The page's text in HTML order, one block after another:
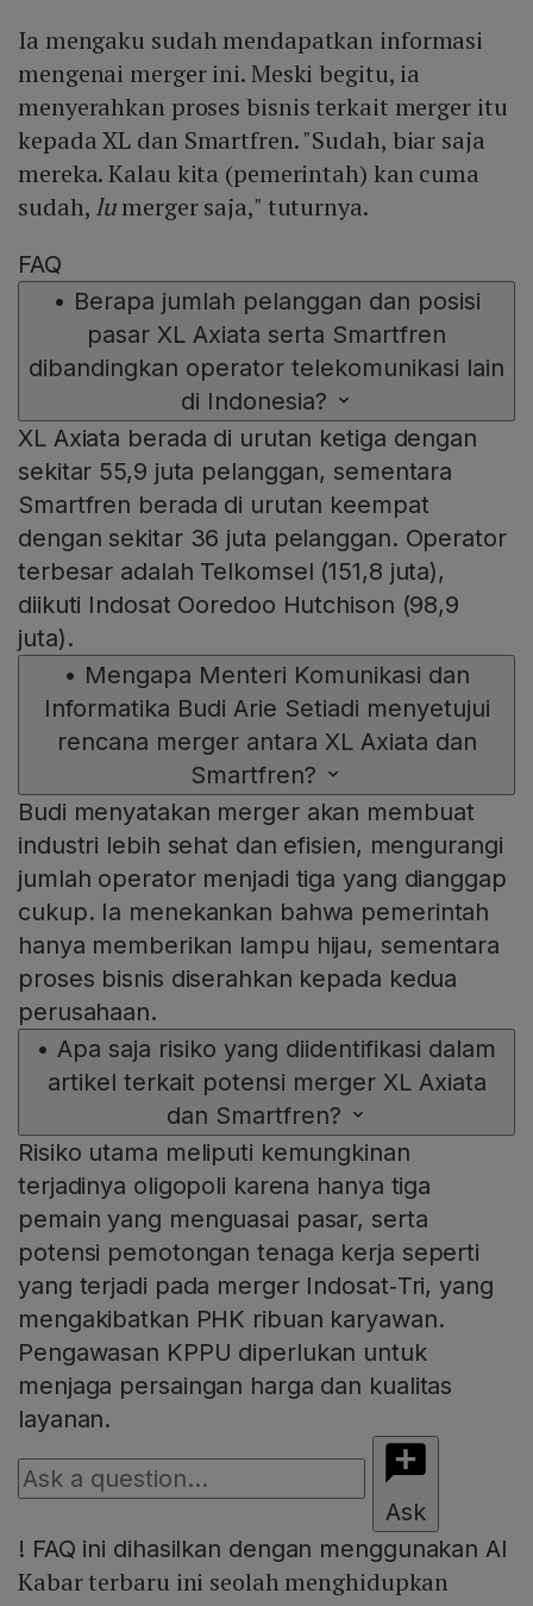
Ia mengaku sudah mendapatkan informasi
mengenai merger ini. Meski begitu, ia
menyerahkan proses bisnis terkait merger itu
kepada XL dan Smartfren. "Sudah, biar saja
mereka. Kalau kita (pemerintah) kan cuma
sudah, lumerger saja," tuturnya.
FAQ
• Berapa jumlah pelanggan dan posisi
pasar XL Axiata serta Smartfren
dibandingkan operator telekomunikasi lain
di Indonesia?
XL Axiata berada di urutan ketiga dengan
sekitar 55,9 juta pelanggan, sementara
Smartfren berada di urutan keempat
dengan sekitar 36 juta pelanggan. Operator
terbesar adalah Telkomsel (151,8 juta),
diikuti Indosat Ooredoo Hutchison (98,9
juta).
• Mengapa Menteri Komunikasi dan
Informatika Budi Arie Setiadi menyetujui
rencana merger antara XL Axiata dan
Smartfren?
Budi menyatakan merger akan membuat
industri lebih sehat dan efisien, mengurangi
jumlah operator menjadi tiga yang dianggap
cukup. Ia menekankan bahwa pemerintah
hanya memberikan lampu hijau, sementara
proses bisnis diserahkan kepada kedua
perusahaan.
• Apa saja risiko yang diidentifikasi dalam
artikel terkait potensi merger XL Axiata
dan Smartfren?
Risiko utama meliputi kemungkinan
terjadinya oligopoli karena hanya tiga
pemain yang menguasai pasar, serta
potensi pemotongan tenaga kerja seperti
yang terjadi pada merger Indosat‑Tri, yang
mengakibatkan PHK ribuan karyawan.
Pengawasan KPPU diperlukan untuk
menjaga persaingan harga dan kualitas
layanan.
Ask
! FAQ ini dihasilkan dengan menggunakan AI
Kabar terbaru ini seolah menghidupkan